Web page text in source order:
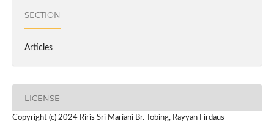
SECTION
Articles
LICENSE
Copyright (c) 2024 Riris Sri Mariani Br. Tobing, Rayyan Firdaus